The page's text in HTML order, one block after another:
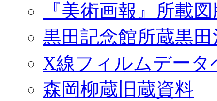
『美術画報』所載
黒田記念館所蔵黒
X線フィルムデータ
森岡柳蔵旧蔵資料